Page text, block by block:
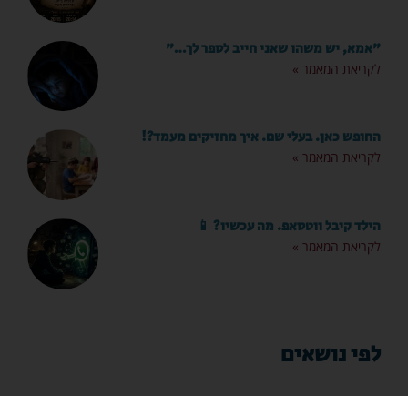
"אמא, יש משהו שאני חייב לספר לך…"
לקריאת המאמר »
החופש כאן. בעלי שם. איך מחזיקים מעמד?!
לקריאת המאמר »
הילד קיבל ווטסאפ. מה עכשיו? 📱
לקריאת המאמר »
לפי נושאים